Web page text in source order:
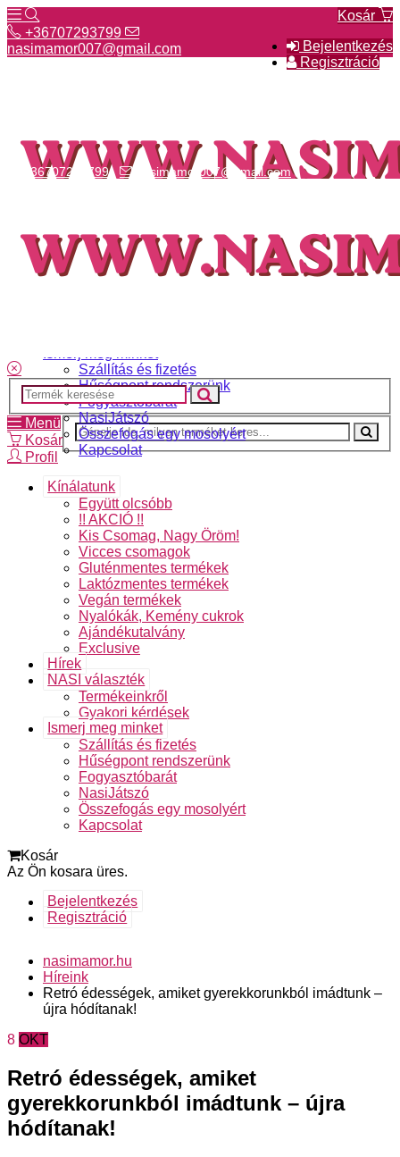
Kosár
Bejelentkezés
Regisztráció
+36707293799
nasimamor007@gmail.com
Szállítás és fizetés
Hűségpont rendszerünk
Fogyasztóbarát
NasiJátszó
Összefogás egy mosolyért
Kapcsolat
+36707293799 nasimamor007@gmail.com
Menü
Kosár
Profil
Kínálatunk
Együtt olcsóbb
!! AKCIÓ !!
Kis Csomag, Nagy Öröm!
Vicces csomagok
Gluténmentes termékek
Laktózmentes termékek
Vegán termékek
Nyalókák, Kemény cukrok
Ajándékutalvány
Exclusive
Hírek
NASI választék
Termékeinkről
Gyakori kérdések
Ismerj meg minket
Szállítás és fizetés
Hűségpont rendszerünk
Fogyasztóbarát
NasiJátszó
Összefogás egy mosolyért
Kapcsolat
Kosár
Az Ön kosara üres.
Bejelentkezés
Regisztráció
nasimamor.hu
Híreink
Retró édességek, amiket gyerekkorunkból imádtunk –
újra hódítanak!
8 OKT
Retró édességek, amiket
gyerekkorunkból imádtunk – újra
hódítanak!